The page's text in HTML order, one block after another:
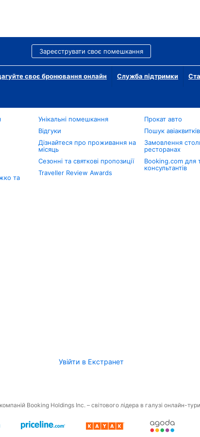
Зареєструвати своє помешкання
своє бронювання онлайн Служба підтримки
та
Унікальні помешкання
Відгуки
Дізнайтеся про проживання на
місяць
Сезонні та святкові пропозиції
Traveller Review Awards
Прокат авто
Пошук авіаквитків
Замовлення
ресторанах
Booking.com для
консультантів
Увійти в Екстранет
Booking Holdings Inc. – світового лідера в галузі онлайн-